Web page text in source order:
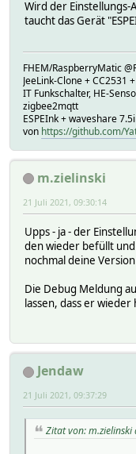
Wird der Einstellungs-
taucht das Gerät
FHEM/RaspberryMatic
JeeLink-Clone + CC2531
IT Funkschalter, HE-
zigbee2mqtt
ESPEInk + waveshare
von https://github.com/
m.zielinski
21 Juli 2021, 09:30:14
Upps - ja - der
den wieder befüllt
nochmal deine
Die Debug Meldung
lassen, dass er wieder
Jendaw
21 Juli 2021, 09:37:29
Zitat von: m.zielinski